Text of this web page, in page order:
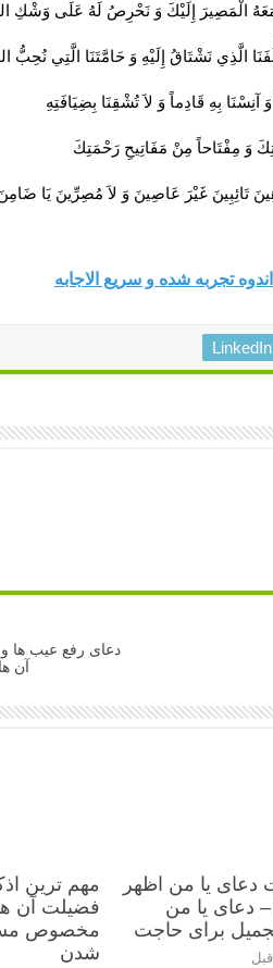
الْمَصِيرَ إِلَيْكَ وَ نَحْرِصُ لَهُ عَلَى وَشْكِ
الَّذِي نَشْتَاقُ إِلَيْهِ وَ حَامَّتَنَا الَّتِي نُحِبُّ
وَ آنِسْنَا بِهِ قَادِماً وَ لاَ تُشْقِنَا بِضِيَافَتِهِ‏
وَ مِفْتَاحاً مِنْ مَفَاتِيحِ رَحْمَتِكَ‏
تَائِبِينَ غَيْرَ عَاصِينَ وَ لاَ مُصِرِّينَ‏ يَا
تجربه شده و سریع الاجابه
LinkedIn
دعای رفع عیب ها
آن
دعای یا من اظهر
– دعای یا من
برای حاجت
مهم ترین
فضیلت آن
مخصوص
شدن